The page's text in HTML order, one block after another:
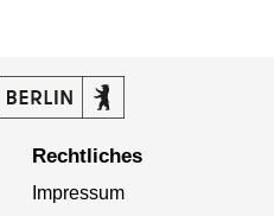
Rechtliches
Impressum